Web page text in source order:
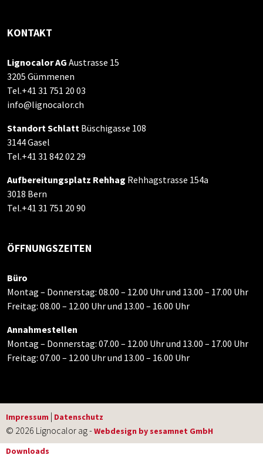
KONTAKT
Lignocalor AG Austrasse 15
3205 Gümmenen
Tel.+41 31 751 20 03
info@lignocalor.ch
Standort Schlatt Büschigasse 108
3144 Gasel
Tel.+41 31 842 02 29
Aufbereitungsplatz Rehhag Rehhagstrasse 154a
3018 Bern
Tel.+41 31 751 20 90
ÖFFNUNGSZEITEN
Büro
Montag – Donnerstag: 08.00 – 12.00 Uhr und 13.00 – 17.00 Uhr
Freitag: 08.00 – 12.00 Uhr und 13.00 – 16.00 Uhr
Annahmestellen
Montag – Donnerstag: 07.00 – 12.00 Uhr und 13.00 – 17.00 Uhr
Freitag: 07.00 – 12.00 Uhr und 13.00 – 16.00 Uhr
Impressum | Datenschutz
© 2026 Lignocalor ag -Webdesign by sesamnet GmbH
Downloads